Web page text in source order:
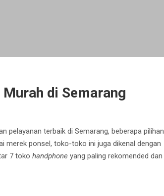
di Semarang
pelayanan terbaik di Semarang, beberapa pilihan
merek ponsel, toko-toko ini juga dikenal dengan
7 toko handphone yang paling rekomended dan